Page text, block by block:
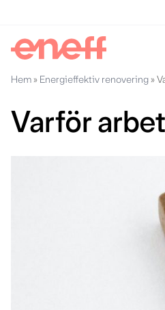
Hem» Energieffektiv renovering»
Varför